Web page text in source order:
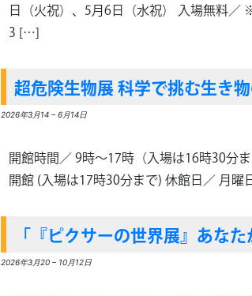
日（火祝）、5月6日（水祝） 入場無料
3 […]
超危険生物展 科学で挑む生き
2026年3月14–6月14日
開館時間／ 9時～17時（入場は16時30分
開館 (入場は17時30分まで) 休館日／ 月
「『ピクサーの世界展』あな
2026年3月20– 10月12日